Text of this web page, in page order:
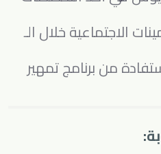
الاجتماعية خلال الـ
من برنامج تمهير